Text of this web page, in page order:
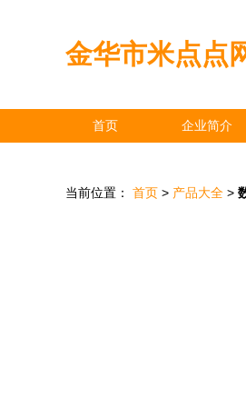
金华市米点点
首页 企业简介
当前位置： 首页 > 产品大全 >